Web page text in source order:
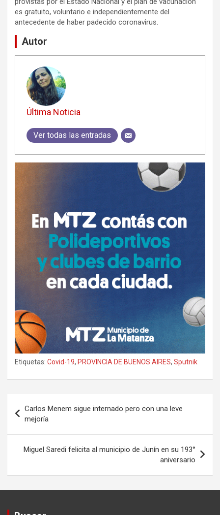
es gratuito, voluntario e independientemente del
antecedente de haber padecido coronavirus.
Autor
Última Noticia
Ver todas las entradas
Etiquetas: Covid-19, PROVINCIA DE BUENOS AIRES, Sputnik
de
entradas
Carlos Menem sigue internado pero con una leve
mejoría
Miguel Saredi felicita al municipio de Junín en su 193°
aniversario